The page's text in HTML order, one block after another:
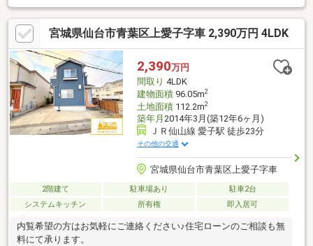
6.0mの道路・各居室6帖以上確保・玄関は吹き抜けのデザイン・
敷地内に物置・キッチンには床下収納・独立型の壁付けキッチ
ン・2台分のカースペース有り。┏□ 周辺施設
┗┻━━━━━━●仙台市立川前小学校 6分 約420ｍ●仙台市立
大沢中学校 7分 約495ｍ●セブンイレブン仙台赤坂店 9分 約
685m●ファミリーマート仙台高野原店 12分 約955ｍ●大沢郵便
局 10分 約760m
宮城県仙台市青葉区上愛子字車 2,390万円 4LDK
2,390万円
間取り 4LDK
建物面積96.05m2
土地面積112.2m2
築年月 2014年3月(築12年6ヶ月)
ＪＲ仙山線 愛子駅 徒歩23分
その他の交通
宮城県仙台市青葉区上愛子字車
2階建て 駐車場あり
駐車2台
システムキッチン
所有権 即入居可
内覧希望の方はお気軽にご連絡ください♪住宅ローンのご相談も無
料にて承ります。